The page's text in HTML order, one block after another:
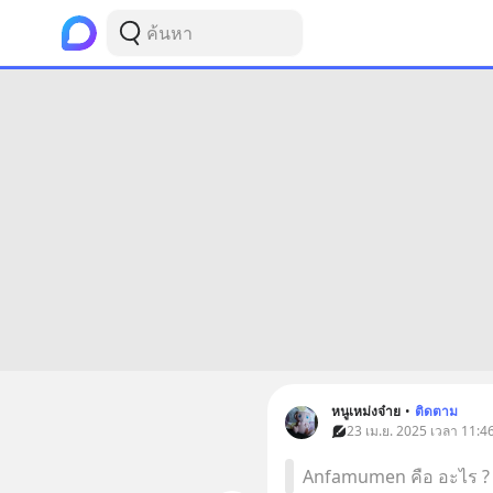
หนูเหม่งจ๋าย • ติดตาม
23 เม.ย. 2025 เวลา
Anfamumen คือ อะไร ?